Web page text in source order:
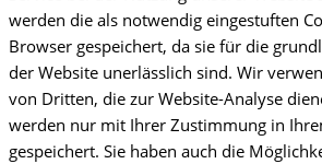
werden die als notwendig eingestuften
Browser gespeichert, da sie für die
der Website unerlässlich sind. Wir
von Dritten, die zur Website-Analyse
werden nur mit Ihrer Zustimmung in
gespeichert. Sie haben auch die